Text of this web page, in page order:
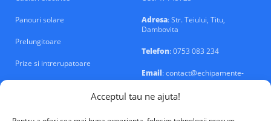
Acceptul tau ne ajuta!
Panouri solare
Prelungitoare
Prize si intrerupatoare
Adresa: Str. Teiului, Titu,
Dambovita
Telefon: 0753 083 234
Email: contact@echipamente-
electrice.ro